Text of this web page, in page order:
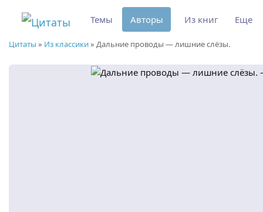
Цитаты » Из классики» Дальние проводы — лишние слёзы.
Темы Авторы Из книг Еще